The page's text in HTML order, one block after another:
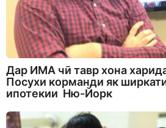
Дар ИМА чӣ тавр хона
Посухи корманди як
ипотекии Ню-Йорк